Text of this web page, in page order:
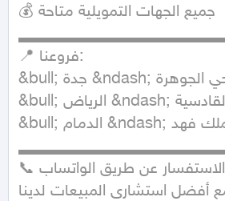
💰 جميع الجهات التمويلية متاحة
📍 فروعنا:
&bull; جدة &ndash; حي الجوهرة
&bull; الرياض &ndash; حى القادسية
&bull; الدمام &ndash; ضاحية الملك فهد
📞 للحجز والاستفسار عن طريق الواتساب :
أفضل استشارى المبيعات لدينا